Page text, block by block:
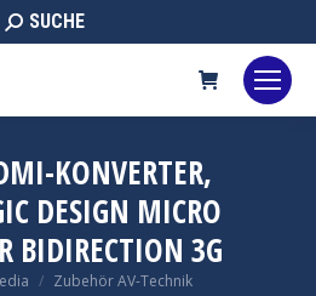
Search:
SUCHE
KONVERTER,
DESIGN MICRO
BIDIRECTION 3G
hier:
Zubehör AV-Technik